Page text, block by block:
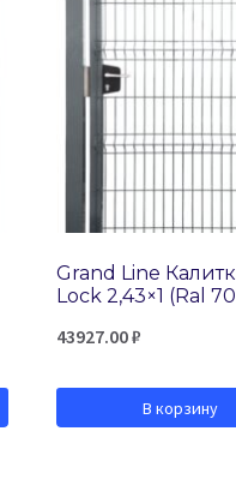
Grand Line
Lock 2,43×1 (Ral
43927.00₽
В корзину